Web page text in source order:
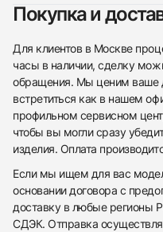
Покупка и
Для клиентов в Москве
часы в наличии, сделку
обращения. Мы ценим ваше
встретиться как в нашем
профильном сервисном
чтобы вы могли сразу
изделия. Оплата
Если мы ищем для вас
основании договора с
доставку в любые регионы
СДЭК. Отправка